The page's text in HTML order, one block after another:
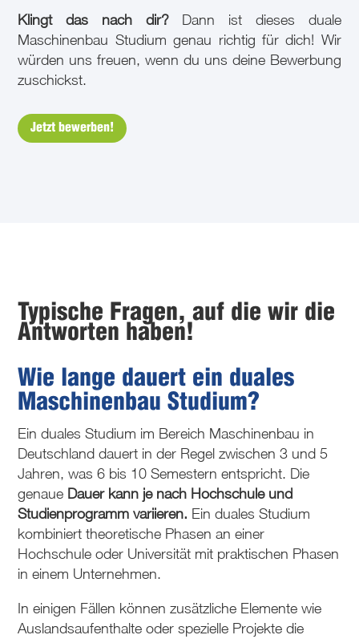
Klingt das nach dir?Dann ist dieses duale
Maschinenbau Studium genau richtig für dich! Wir
würden uns freuen, wenn du uns deine Bewerbung
zuschickst.
Jetzt bewerben!
Typische Fragen, auf die wir die
Antworten haben!
Wie lange dauert ein duales
Maschinenbau Studium?
Ein duales Studium im Bereich Maschinenbau in
Deutschland dauert in der Regel zwischen 3 und 5
Jahren, was 6 bis 10 Semestern entspricht. Die
genaue Dauer kann je nach Hochschule und
Studienprogramm variieren. Ein duales Studium
kombiniert theoretische Phasen an einer
Hochschule oder Universität mit praktischen Phasen
in einem Unternehmen.
In einigen Fällen können zusätzliche Elemente wie
Auslandsaufenthalte oder spezielle Projekte die